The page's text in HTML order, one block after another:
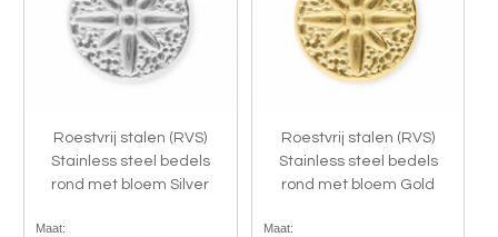
Roestvrij stalen (RVS)
Stainless steel bedels
rond met bloem Silver
Maat:
Roestvrij stalen (RVS)
Stainless steel bedels
rond met bloem Gold
Maat: